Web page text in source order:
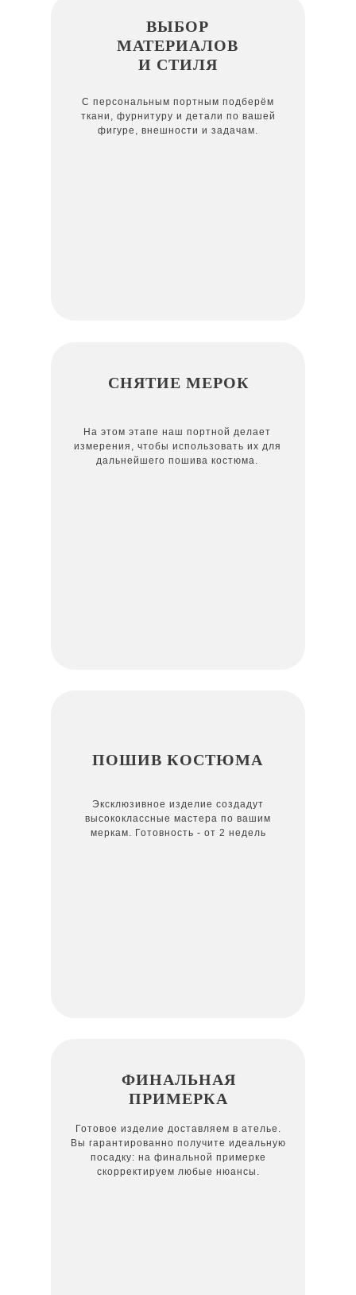
Готовое изделие доставляем в ателье.
Вы гарантированно получите идеальную
посадку: на финальной примерке
скорректируем любые нюансы.
ФИНАЛЬНАЯ
ПРИМЕРКА
Эксклюзивное изделие создадут
высококлассные мастера по вашим
меркам. Готовность - от 2 недель
ПОШИВ КОСТЮМА
На этом этапе наш портной делает
измерения, чтобы использовать их для
дальнейшего пошива костюма.
СНЯТИЕ МЕРОК
С персональным портным подберём
ткани, фурнитуру и детали по вашей
фигуре, внешности и задачам.
ВЫБОР
МАТЕРИАЛОВ
И СТИЛЯ